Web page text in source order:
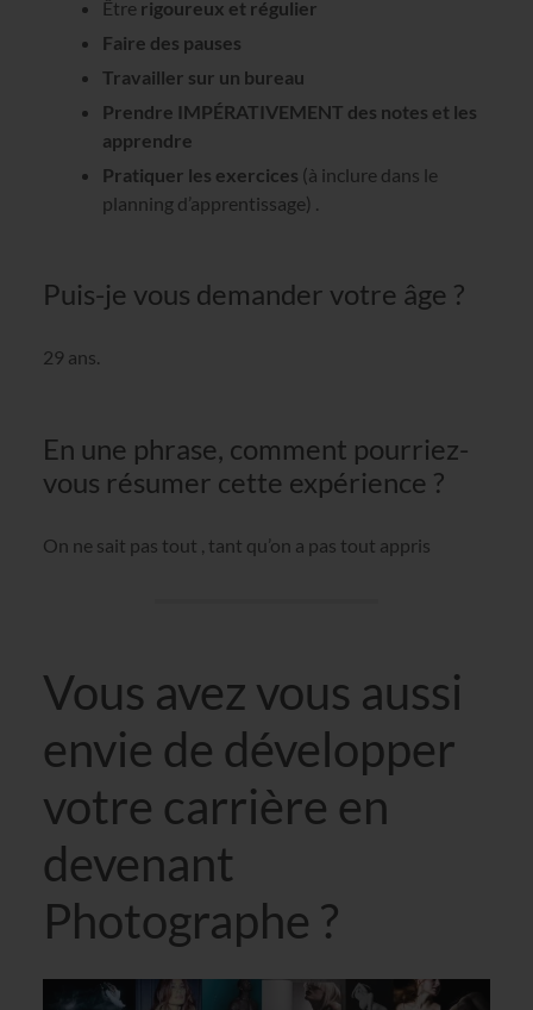
Être rigoureux et régulier
Faire des pauses
Travailler sur un bureau
Prendre IMPÉRATIVEMENT des notes et les
apprendre
Pratiquer les exercices (à inclure dans le
planning d’apprentissage) .
Puis-je vous demander votre âge ?
29 ans.
En une phrase, comment pourriez-
vous résumer cette expérience ?
On ne sait pas tout , tant qu’on a pas tout appris
Vous avez vous aussi
envie de développer
votre carrière en
devenant
Photographe ?